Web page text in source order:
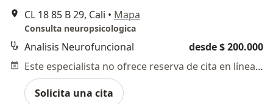
CL 18 85 B 29, Cali • Mapa
Consulta neuropsicologica
Analisis Neurofuncional
desde $ 200.000
Este especialista no ofrece reserva de cita en línea en esta dirección.
Solicita una cita